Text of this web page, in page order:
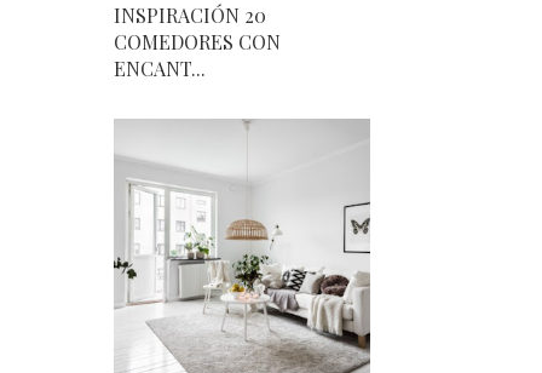
INSPIRACIÓN 20
COMEDORES CON
ENCANT...